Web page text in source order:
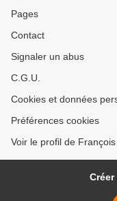
Pages
Contact
Signaler un abus
C.G.U.
Cookies et données
Préférences cookies
Voir le profil de